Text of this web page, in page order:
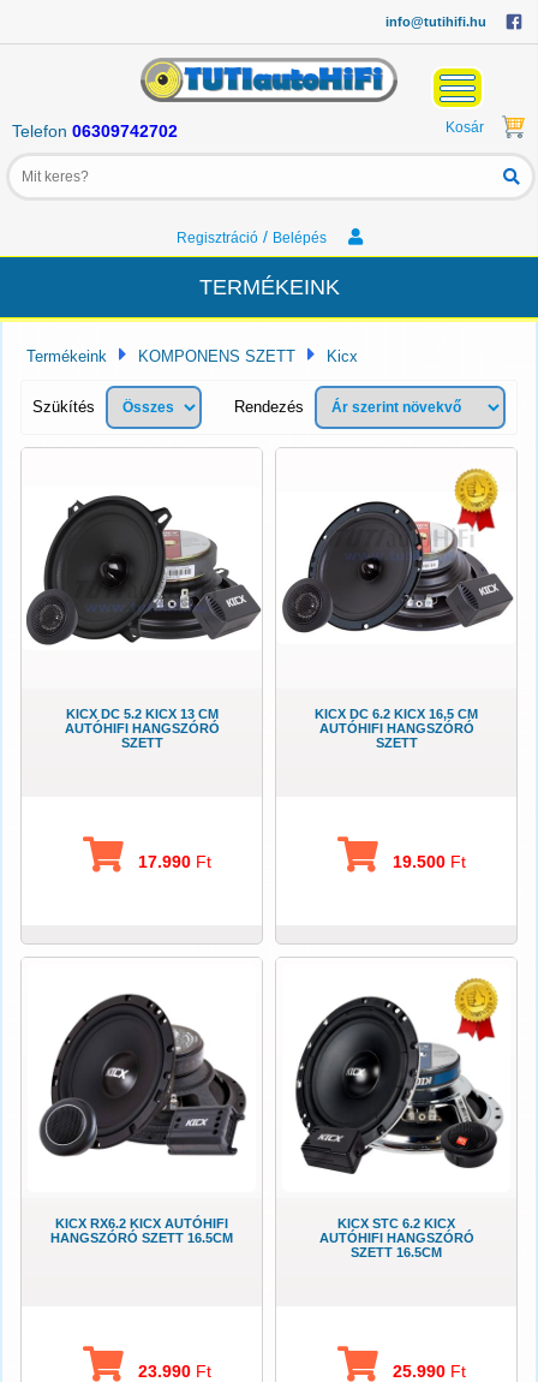
info@tutihifi.hu
Telefon 06309742702 Kosár
Regisztráció/ Belépés
TERMÉKEINK
Termékeink KOMPONENS SZETT Kicx
Szükítés Rendezés
KICX DC 5.2 KICX 13 CM
AUTÓHIFI HANGSZÓRÓ
SZETT
17.990 Ft
KICX DC 6.2 KICX 16,5 CM
AUTÓHIFI HANGSZÓRÓ
SZETT
19.500 Ft
KICX RX6.2 KICX AUTÓHIFI
HANGSZÓRÓ SZETT 16.5CM
23.990 Ft
KICX STC 6.2 KICX
AUTÓHIFI HANGSZÓRÓ
SZETT 16.5CM
25.990 Ft